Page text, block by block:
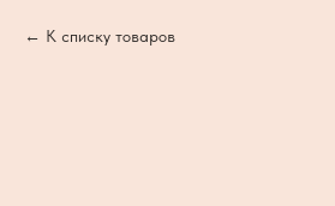
К списку товаров